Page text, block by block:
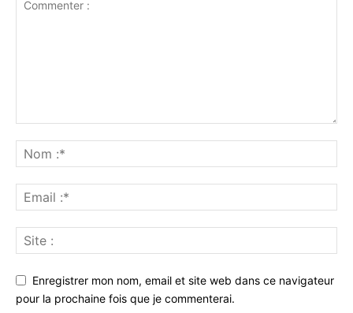
Enregistrer mon nom, email et site web dans ce navigateur
pour la prochaine fois que je commenterai.